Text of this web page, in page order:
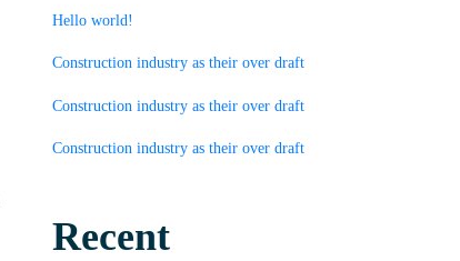
Hello world!
Construction industry as their over draft
Construction industry as their over draft
Construction industry as their over draft
Recent